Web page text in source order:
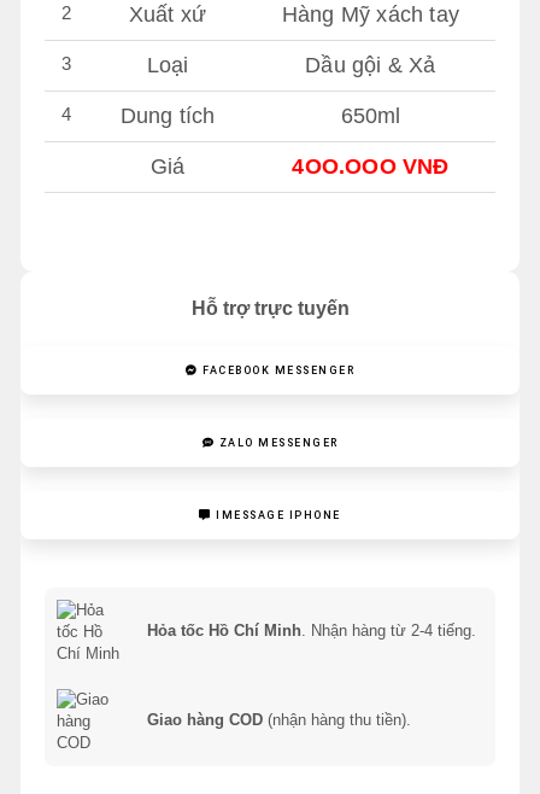
Hỗ trợ trực tuyến
FACEBOOK MESSENGER
ZALO MESSENGER
IMESSAGE IPHONE
Hỏa tốc Hồ Chí Minh. Nhận hàng từ 2-4 tiếng.
Giao hàng COD (nhận hàng thu tiền).
2 Xuất xứ Hàng Mỹ xách tay
3 Loại Dầu gội & Xả
4 Dung tích 650ml
Giá 4OO.OOO VNĐ